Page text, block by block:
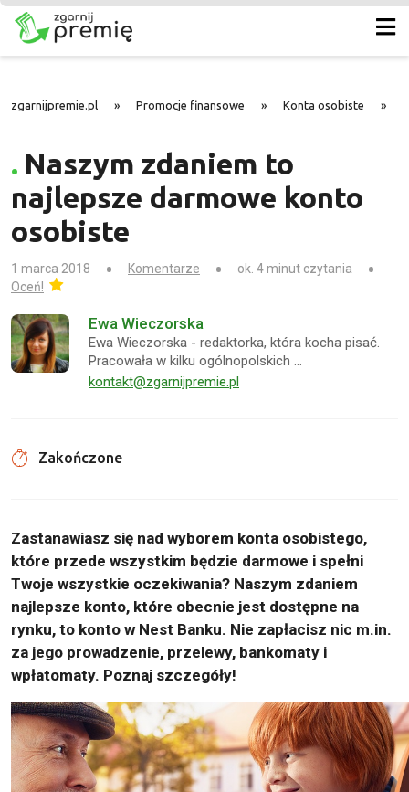
zgarnijpremie.pl » Promocje finansowe » Konta osobiste »
Naszym zdaniem to
najlepsze darmowe konto
osobiste
1 marca 2018 Komentarze
ok. 4 minut czytania
Oceń!
Ewa Wieczorska
Ewa Wieczorska - redaktorka, która kocha pisać.
Pracowała w kilku ogólnopolskich …
kontakt@zgarnijpremie.pl
Zakończone
Zastanawiasz się nad wyborem konta osobistego,
które przede wszystkim będzie darmowe i spełni
Twoje wszystkie oczekiwania? Naszym zdaniem
najlepsze konto, które obecnie jest dostępne na
rynku, to konto w Nest Banku. Nie zapłacisz nic m.in.
za jego prowadzenie, przelewy, bankomaty i
wpłatomaty. Poznaj szczegóły!